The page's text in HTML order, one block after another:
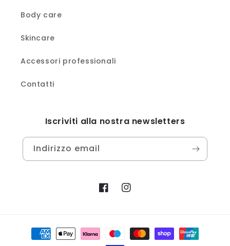
Body care
Skincare
Accessori professionali
Contatti
Iscriviti alla nostra newsletters
Indirizzo email
FacebookInstagram
Metodi